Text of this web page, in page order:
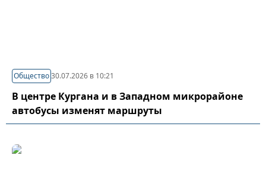
Общество30.07.2026 в 10:21
В центре Кургана и в Западном микрорайоне
автобусы изменят маршруты